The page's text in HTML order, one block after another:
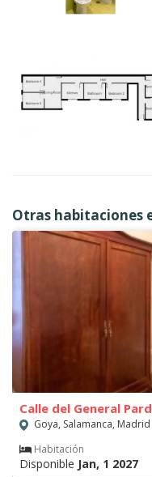
Otras habitaciones
Calle del General
Goya, Salamanca, Madrid
Habitación
Disponible Jan, 1 2027